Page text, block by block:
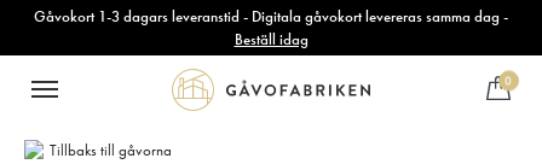
Gåvokort 1-3 dagars leveranstid - Digitala gåvokort levereras samma dag -
Beställ idag
0
Tillbaks till gåvorna